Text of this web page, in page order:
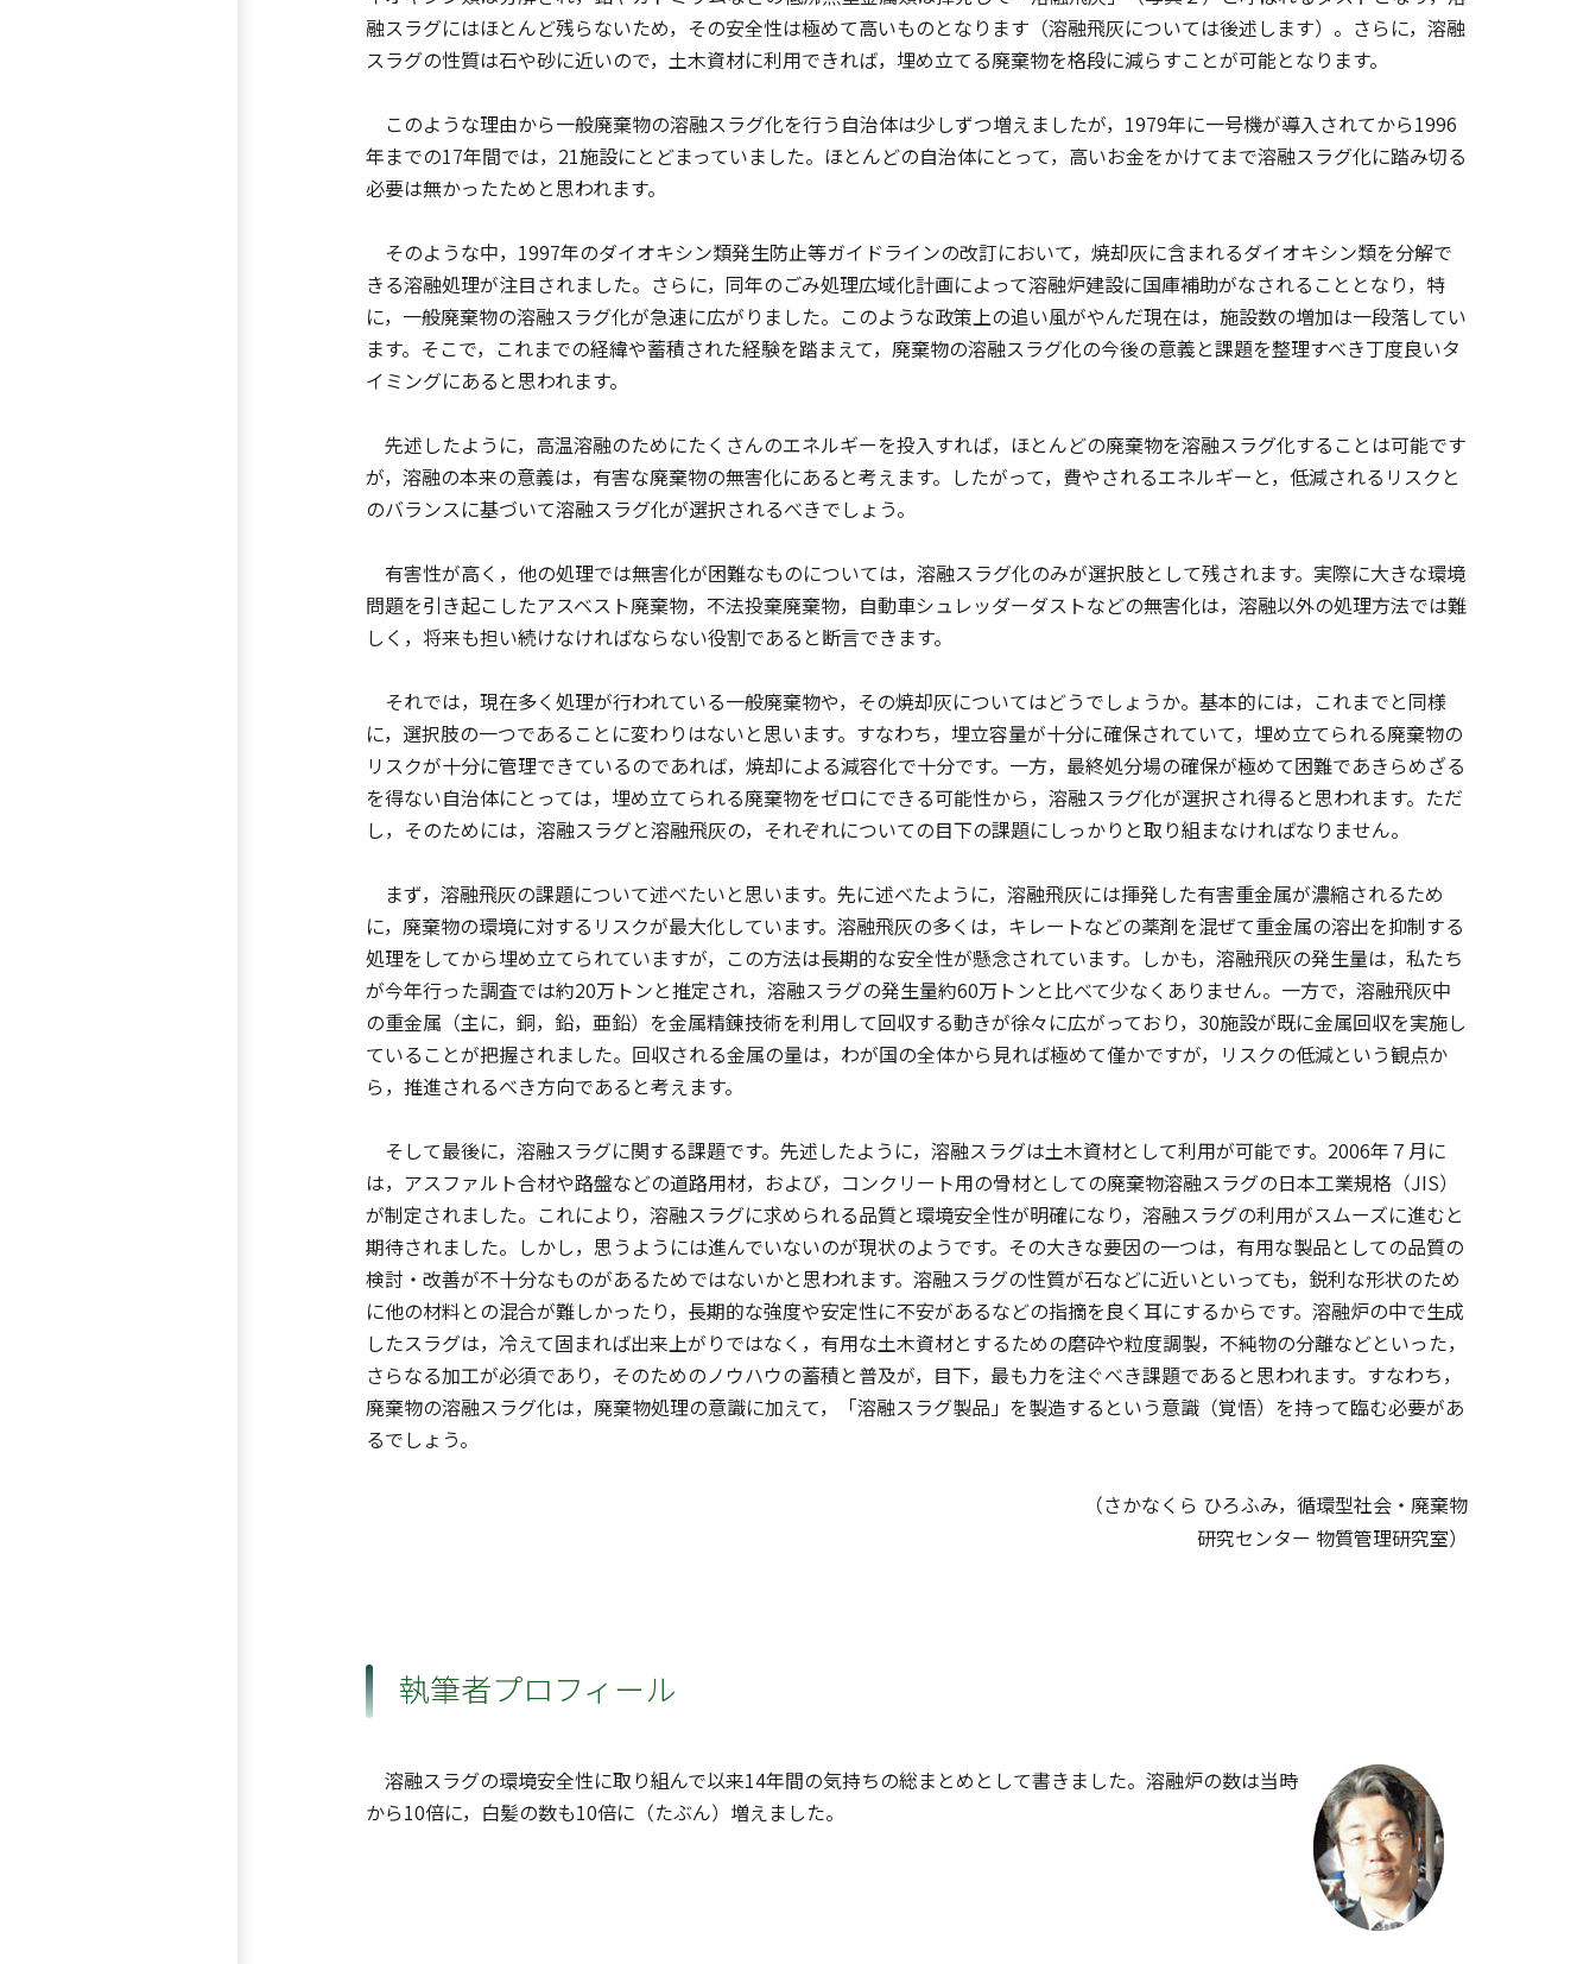
融スラグにはほとんど残らないため，その安全性は極めて高いものとなります（溶融飛灰については後述します）。さらに，溶融
スラグの性質は石や砂に近いので，土木資材に利用できれば，埋め立てる廃棄物を格段に減らすことが可能となります。
このような理由から一般廃棄物の溶融スラグ化を行う自治体は少しずつ増えましたが，1979年に一号機が導入されてから1996
年までの17年間では，21施設にとどまっていました。ほとんどの自治体にとって，高いお金をかけてまで溶融スラグ化に踏み切る
必要は無かったためと思われます。
そのような中，1997年のダイオキシン類発生防止等ガイドラインの改訂において，焼却灰に含まれるダイオキシン類を分解で
きる溶融処理が注目されました。さらに，同年のごみ処理広域化計画によって溶融炉建設に国庫補助がなされることとなり，特
に，一般廃棄物の溶融スラグ化が急速に広がりました。このような政策上の追い風がやんだ現在は，施設数の増加は一段落してい
ます。そこで，これまでの経緯や蓄積された経験を踏まえて，廃棄物の溶融スラグ化の今後の意義と課題を整理すべき丁度良いタ
イミングにあると思われます。
先述したように，高温溶融のためにたくさんのエネルギーを投入すれば，ほとんどの廃棄物を溶融スラグ化することは可能です
が，溶融の本来の意義は，有害な廃棄物の無害化にあると考えます。したがって，費やされるエネルギーと，低減されるリスクと
のバランスに基づいて溶融スラグ化が選択されるべきでしょう。
有害性が高く，他の処理では無害化が困難なものについては，溶融スラグ化のみが選択肢として残されます。実際に大きな環境
問題を引き起こしたアスベスト廃棄物，不法投棄廃棄物，自動車シュレッダーダストなどの無害化は，溶融以外の処理方法では難
しく，将来も担い続けなければならない役割であると断言できます。
それでは，現在多く処理が行われている一般廃棄物や，その焼却灰についてはどうでしょうか。基本的には，これまでと同様
に，選択肢の一つであることに変わりはないと思います。すなわち，埋立容量が十分に確保されていて，埋め立てられる廃棄物の
リスクが十分に管理できているのであれば，焼却による減容化で十分です。一方，最終処分場の確保が極めて困難であきらめざる
を得ない自治体にとっては，埋め立てられる廃棄物をゼロにできる可能性から，溶融スラグ化が選択され得ると思われます。ただ
し，そのためには，溶融スラグと溶融飛灰の，それぞれについての目下の課題にしっかりと取り組まなければなりません。
まず，溶融飛灰の課題について述べたいと思います。先に述べたように，溶融飛灰には揮発した有害重金属が濃縮されるため
に，廃棄物の環境に対するリスクが最大化しています。溶融飛灰の多くは，キレートなどの薬剤を混ぜて重金属の溶出を抑制する
処理をしてから埋め立てられていますが，この方法は長期的な安全性が懸念されています。しかも，溶融飛灰の発生量は，私たち
が今年行った調査では約20万トンと推定され，溶融スラグの発生量約60万トンと比べて少なくありません。一方で，溶融飛灰中
の重金属（主に，銅，鉛，亜鉛）を金属精錬技術を利用して回収する動きが徐々に広がっており，30施設が既に金属回収を実施し
ていることが把握されました。回収される金属の量は，わが国の全体から見れば極めて僅かですが，リスクの低減という観点か
ら，推進されるべき方向であると考えます。
そして最後に，溶融スラグに関する課題です。先述したように，溶融スラグは土木資材として利用が可能です。2006年７月に
は，アスファルト合材や路盤などの道路用材，および，コンクリート用の骨材としての廃棄物溶融スラグの日本工業規格（JIS）
が制定されました。これにより，溶融スラグに求められる品質と環境安全性が明確になり，溶融スラグの利用がスムーズに進むと
期待されました。しかし，思うようには進んでいないのが現状のようです。その大きな要因の一つは，有用な製品としての品質の
検討・改善が不十分なものがあるためではないかと思われます。溶融スラグの性質が石などに近いといっても，鋭利な形状のため
に他の材料との混合が難しかったり，長期的な強度や安定性に不安があるなどの指摘を良く耳にするからです。溶融炉の中で生成
したスラグは，冷えて固まれば出来上がりではなく，有用な土木資材とするための磨砕や粒度調製，不純物の分離などといった，
さらなる加工が必須であり，そのためのノウハウの蓄積と普及が，目下，最も力を注ぐべき課題であると思われます。すなわち，
廃棄物の溶融スラグ化は，廃棄物処理の意識に加えて，「溶融スラグ製品」を製造するという意識（覚悟）を持って臨む必要があ
るでしょう。
（さかなくら ひろふみ，循環型社会・廃棄物
研究センター 物質管理研究室）
執筆者プロフィール
溶融スラグの環境安全性に取り組んで以来14年間の気持ちの総まとめとして書きました。溶融炉の数は当時
から10倍に，白髪の数も10倍に（たぶん）増えました。